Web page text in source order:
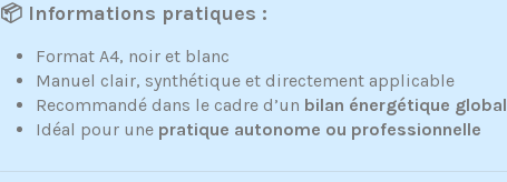
📦 Informations pratiques :
Format A4, noir et blanc
Manuel clair, synthétique et directement applicable
Recommandé dans le cadre d’un bilan énergétique global
Idéal pour une pratique autonome ou professionnelle